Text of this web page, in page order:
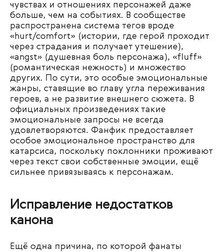
чувствах и отношениях персонажей даже
больше, чем на событиях. В сообществе
распространена система тегов вроде
«hurt/comfort» (истории, где герой проходит
через страдания и получает утешение),
«angst» (душевная боль персонажа), «fluff»
(романтическая нежность) и множество
других. По сути, это особые эмоциональные
жанры, ставящие во главу угла переживания
героев, а не развитие внешнего сюжета. В
официальных произведениях такие
эмоциональные запросы не всегда
удовлетворяются. Фанфик предоставляет
особое эмоциональное пространство для
катарсиса, поскольку поклонники проживают
через текст свои собственные эмоции, ещё
сильнее привязываясь к персонажам.
Исправление недостатков
канона
Ещё одна причина, по которой фанаты